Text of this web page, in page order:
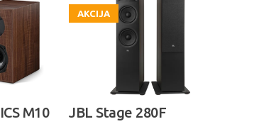
M10
AKCIJA
JBL Stage 280F